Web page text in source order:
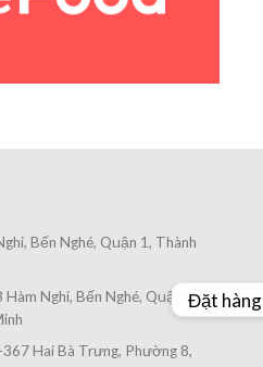
Bến Nghé, Quận 1, Thành
Nghi, Bến Nghé, Quận 1,
Hai Bà Trưng, Phường 8,
Đặt hàng